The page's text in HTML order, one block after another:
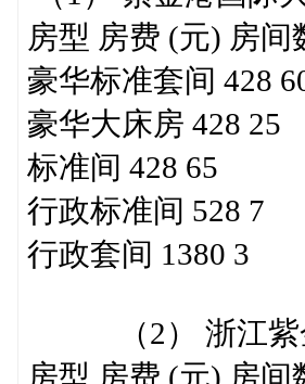
房型 房费 (元) 房间
豪华标准套间 428
豪华大床房 428 25
标准间 428 65
行政标准间 528 7
行政套间 1380 3
（2） 浙江紫金
房型 房费 (元) 房间